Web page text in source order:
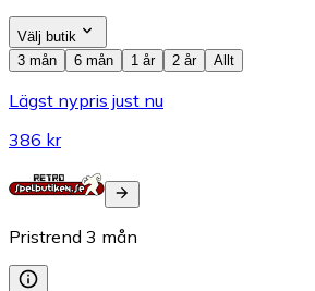
Välj butik
3 mån
6 mån 1 år 2 år Allt
Lägst nypris just nu
386 kr
Pristrend 3 mån